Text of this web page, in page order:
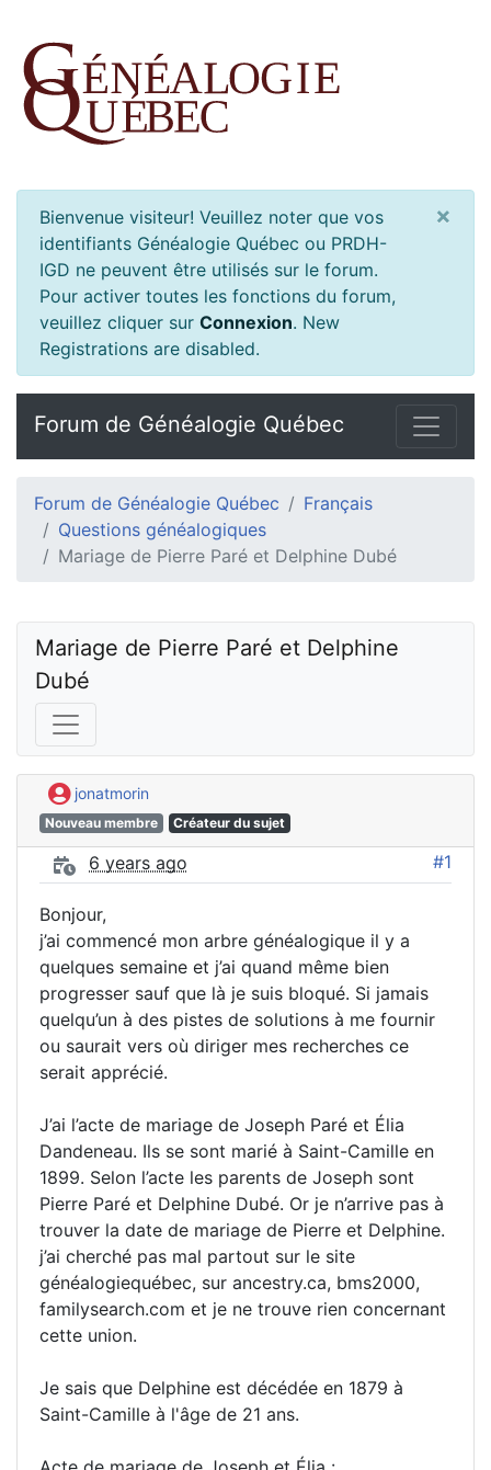
Bienvenue visiteur! Veuillez noter que vos
identifiants Généalogie Québec ou PRDH-
IGD ne peuvent être utilisés sur le forum.
Pour activer toutes les fonctions du forum,
veuillez cliquer sur Connexion. New
Registrations are disabled.
×
Forum de Généalogie Québec
Forum de Généalogie Québec
Français
Questions généalogiques
Mariage de Pierre Paré et Delphine Dubé
Mariage de Pierre Paré et Delphine
Dubé
jonatmorin
Nouveau membre Créateur du sujet
6 years ago #1
Bonjour,
j’ai commencé mon arbre généalogique il y a
quelques semaine et j’ai quand même bien
progresser sauf que là je suis bloqué. Si jamais
quelqu’un à des pistes de solutions à me fournir
ou saurait vers où diriger mes recherches ce
serait apprécié.
J’ai l’acte de mariage de Joseph Paré et Élia
Dandeneau. Ils se sont marié à Saint-Camille en
1899. Selon l’acte les parents de Joseph sont
Pierre Paré et Delphine Dubé. Or je n’arrive pas à
trouver la date de mariage de Pierre et Delphine.
j’ai cherché pas mal partout sur le site
généalogiequébec, sur ancestry.ca, bms2000,
familysearch.com et je ne trouve rien concernant
cette union.
Je sais que Delphine est décédée en 1879 à
Saint-Camille à l'âge de 21 ans.